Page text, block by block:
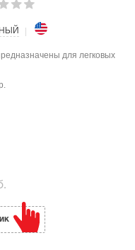
для легковых